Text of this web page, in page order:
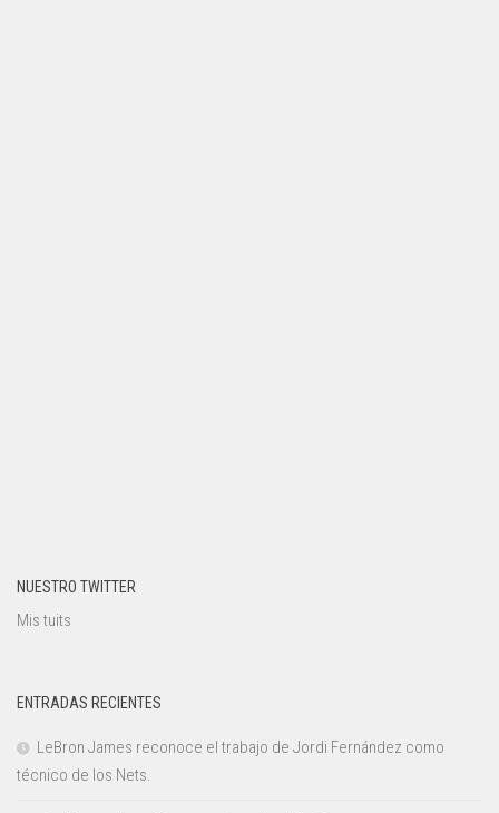
NUESTRO TWITTER
Mis tuits
ENTRADAS RECIENTES
LeBron James reconoce el trabajo de Jordi Fernández como
técnico de los Nets.